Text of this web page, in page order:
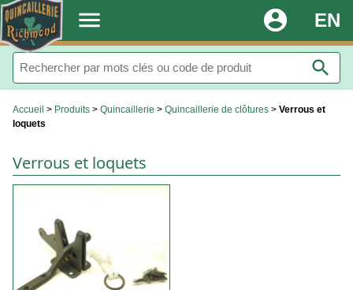
. menu EN
account_circle
search
Accueil > Produits > Quincaillerie > Quincaillerie de clôtures > Verrous et
loquets
Verrous et loquets